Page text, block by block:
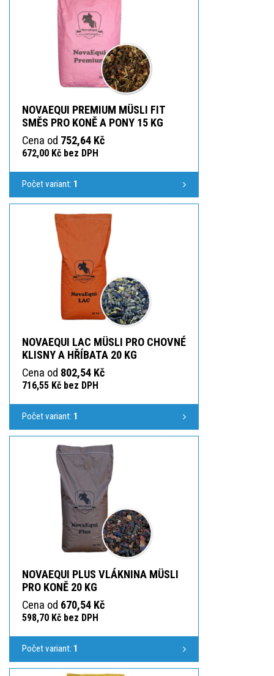
NOVAEQUI PREMIUM MÜSLI FIT
SMĚS PRO KONĚ A PONY 15 KG
Cena od 752,64 Kč
672,00 Kč bez DPH
Počet variant: 1
NOVAEQUI LAC MÜSLI PRO CHOVNÉ
KLISNY A HŘÍBATA 20 KG
Cena od 802,54 Kč
716,55 Kč bez DPH
Počet variant: 1
NOVAEQUI PLUS VLÁKNINA MÜSLI
PRO KONĚ 20 KG
Cena od 670,54 Kč
598,70 Kč bez DPH
Počet variant: 1